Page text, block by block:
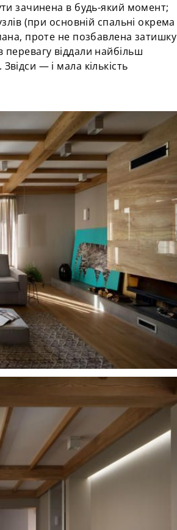
зачинена в будь-який момент;
(при основній спальні окрема
проте не позбавлена затишку
віддали найбільш
— і мала кількість